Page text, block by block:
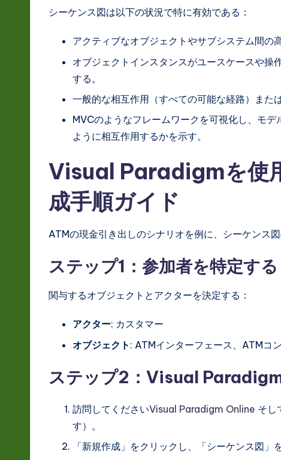
シーケンス図は以下の状況で特に有効である：
アクティブなオブジェクトやサブシステム間の
オブジェクトインスタンスがユースケースや操
する。
一般的な相互作用（すべての可能な経路）また
MVCのようなフレームワークを可視化し、モ
ように相互作用するかを示す。
Visual Paradigmを使
成手順ガイド
ATMの現金引き出しのシナリオを例に、シーケンス
ステップ1：参加者を特定する
関与するオブジェクトとアクターを決定する：
アクター: カスタマー
オブジェクト : ATMインターフェース、ATMコ
ステップ2：Visual
訪問してくださいVisual Paradigm Online そし
す）。
「新規作成」をクリックし、「シーケンス図」